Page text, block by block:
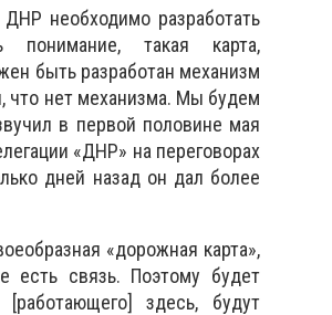
необходимо разработать
понимание, такая карта,
быть разработан механизм
что нет механизма. Мы будем
в первой половине мая
«ДНР» на переговорах
дней назад он дал более
«дорожная карта»,
связь. Поэтому будет
[работающего] здесь, будут